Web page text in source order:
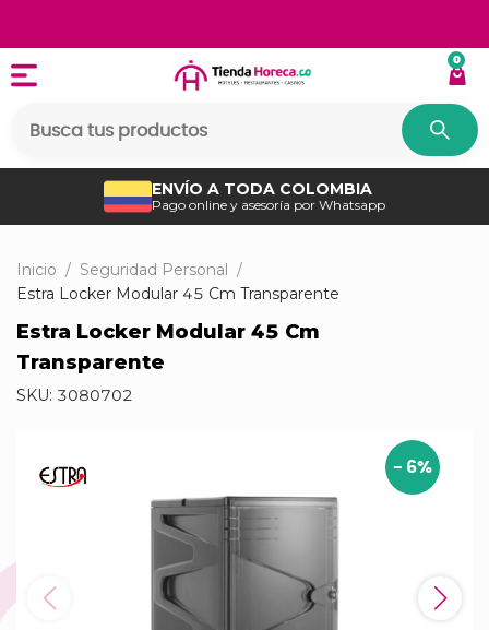
0
ENVÍO A TODA COLOMBIA
Pago online y asesoría por Whatsapp
Inicio / Seguridad Personal /
Estra Locker Modular 45 Cm Transparente
Estra Locker Modular 45 Cm
Transparente
SKU: 3080702
- 6%